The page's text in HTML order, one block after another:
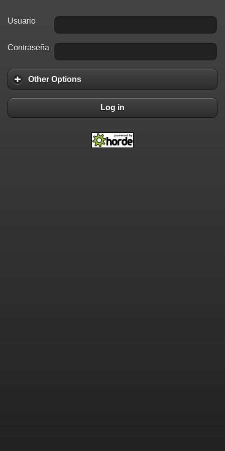
Usuario
Contraseña
Other Options
Log in